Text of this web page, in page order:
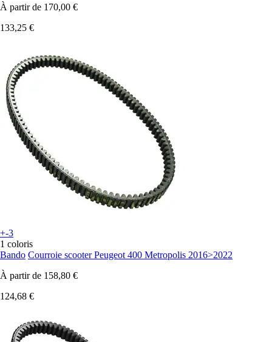
À partir de 170,00 €
133,25 €
+-3
1 coloris
Bando Courroie scooter Peugeot 400 Metropolis 2016>2022
À partir de 158,80 €
124,68 €